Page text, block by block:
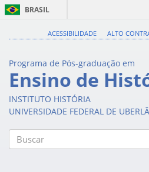
BRASIL
ACESSIBILIDADE ALTO
Programa de Pós-graduação em
Ensino de
INSTITUTO HISTÓRIA
UNIVERSIDADE FEDERAL DE